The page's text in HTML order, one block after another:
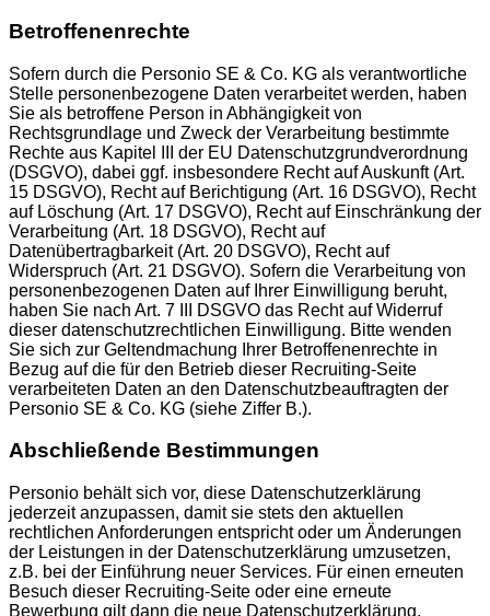
Betroffenenrechte
Sofern durch die Personio SE & Co. KG als verantwortliche
Stelle personenbezogene Daten verarbeitet werden, haben
Sie als betroffene Person in Abhängigkeit von
Rechtsgrundlage und Zweck der Verarbeitung bestimmte
Rechte aus Kapitel III der EU Datenschutzgrundverordnung
(DSGVO), dabei ggf. insbesondere Recht auf Auskunft (Art.
15 DSGVO), Recht auf Berichtigung (Art. 16 DSGVO), Recht
auf Löschung (Art. 17 DSGVO), Recht auf Einschränkung der
Verarbeitung (Art. 18 DSGVO), Recht auf
Datenübertragbarkeit (Art. 20 DSGVO), Recht auf
Widerspruch (Art. 21 DSGVO). Sofern die Verarbeitung von
personenbezogenen Daten auf Ihrer Einwilligung beruht,
haben Sie nach Art. 7 III DSGVO das Recht auf Widerruf
dieser datenschutzrechtlichen Einwilligung. Bitte wenden
Sie sich zur Geltendmachung Ihrer Betroffenenrechte in
Bezug auf die für den Betrieb dieser Recruiting-Seite
verarbeiteten Daten an den Datenschutzbeauftragten der
Personio SE & Co. KG (siehe Ziffer B.).
Abschließende Bestimmungen
Personio behält sich vor, diese Datenschutzerklärung
jederzeit anzupassen, damit sie stets den aktuellen
rechtlichen Anforderungen entspricht oder um Änderungen
der Leistungen in der Datenschutzerklärung umzusetzen,
z.B. bei der Einführung neuer Services. Für einen erneuten
Besuch dieser Recruiting-Seite oder eine erneute
Bewerbung gilt dann die neue Datenschutzerklärung.